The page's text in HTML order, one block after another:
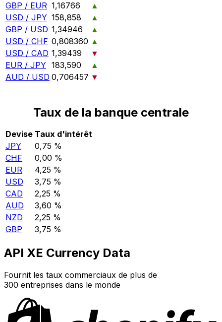
GBP / EUR 1,16766
▲
USD / JPY 158,858
▲
GBP / USD 1,34946
▲
USD / CHF 0,808360 ▲
USD / CAD 1,39439
▼
EUR / JPY 183,590
▲
AUD / USD 0,706457 ▼
Taux de la banque centrale
Devise Taux d'intérêt
JPY
0,75 %
CHF
0,00 %
EUR
4,25 %
USD
3,75 %
CAD
2,25 %
AUD
3,60 %
NZD
2,25 %
GBP
3,75 %
API XE Currency Data
Fournit les taux commerciaux de plus de
300 entreprises dans le monde